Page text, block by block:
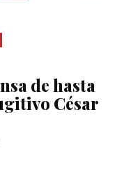
de hasta
César